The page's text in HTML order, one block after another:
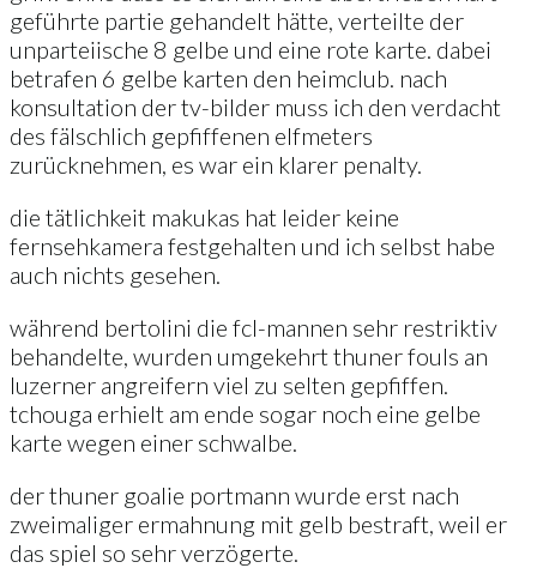
geführte partie gehandelt hätte, verteilte der
unparteiische 8 gelbe und eine rote karte. dabei
betrafen 6 gelbe karten den heimclub. nach
konsultation der tv-bilder muss ich den verdacht
des fälschlich gepfiffenen elfmeters
zurücknehmen, es war ein klarer penalty.
die tätlichkeit makukas hat leider keine
fernsehkamera festgehalten und ich selbst habe
auch nichts gesehen.
während bertolini die fcl-mannen sehr restriktiv
behandelte, wurden umgekehrt thuner fouls an
luzerner angreifern viel zu selten gepfiffen.
tchouga erhielt am ende sogar noch eine gelbe
karte wegen einer schwalbe.
der thuner goalie portmann wurde erst nach
zweimaliger ermahnung mit gelb bestraft, weil er
das spiel so sehr verzögerte.